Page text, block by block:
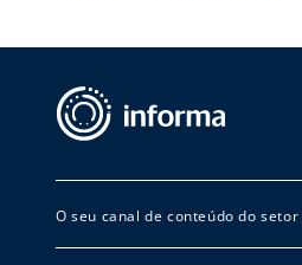
O seu canal de conteúdo do